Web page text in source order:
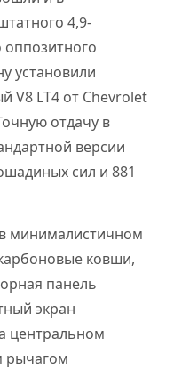
4,9-
оппозитного
установили
V8 LT4 от Chevrolet
отдачу в
версии
сил и 881
минималистичном
ковши,
панель
экран
центральном
рычагом